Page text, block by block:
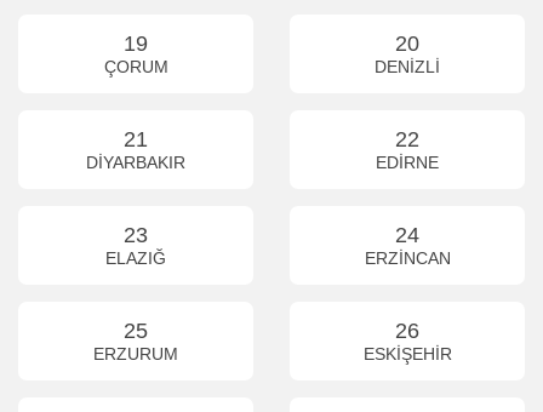
19
ÇORUM
20
DENİZLİ
21
DİYARBAKIR
22
EDİRNE
23
ELAZIĞ
24
ERZİNCAN
25
ERZURUM
26
ESKİŞEHİR